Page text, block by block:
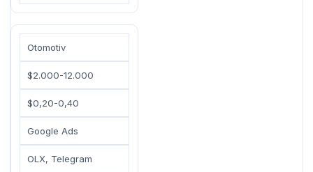
Otomotiv
$2.000-12.000
$0,20-0,40
Google Ads
OLX, Telegram